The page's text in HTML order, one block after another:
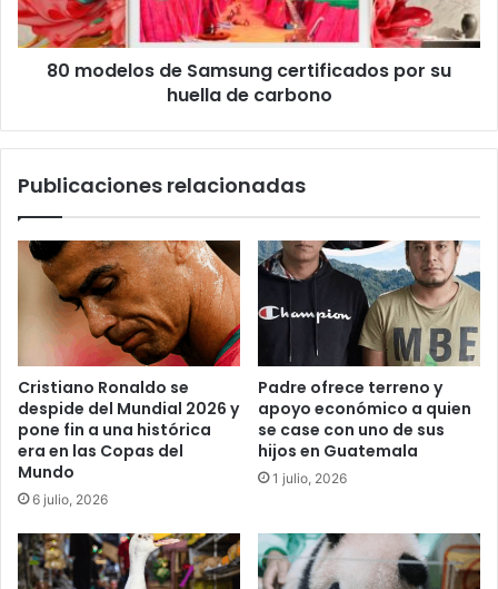
huella
de
carbono80 modelos de Samsung certificados por su
huella de carbono
Publicaciones relacionadas
Cristiano Ronaldo se
despide del Mundial 2026 y
pone fin a una histórica
era en las Copas del
Mundo
6 julio, 2026
Padre ofrece terreno y
apoyo económico a quien
se case con uno de sus
hijos en Guatemala
1 julio, 2026